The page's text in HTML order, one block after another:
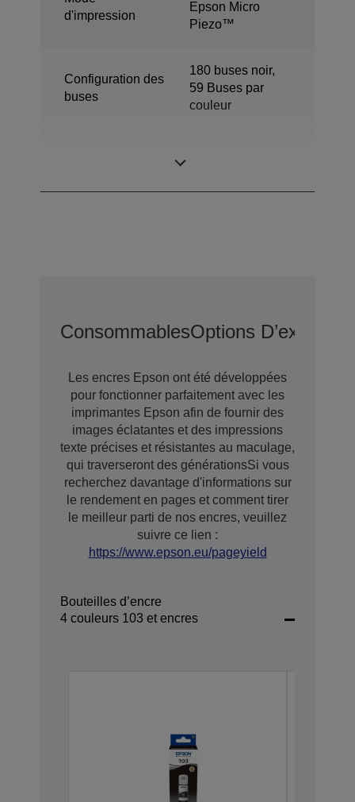
d'impression
Epson Micro
Piezo™
Configuration des
buses
180 buses noir,
59 Buses par
couleur
ConsommablesOptions
Les encres Epson ont été développées
pour fonctionner parfaitement avec les
imprimantes Epson afin de fournir des
images éclatantes et des impressions
texte précises et résistantes au maculage,
qui traverseront des générationsSi vous
recherchez davantage d'informations sur
le rendement en pages et comment tirer
le meilleur parti de nos encres, veuillez
suivre ce lien :
https://www.epson.eu/pageyield
Bouteilles d’encre
4 couleurs 103 et encres